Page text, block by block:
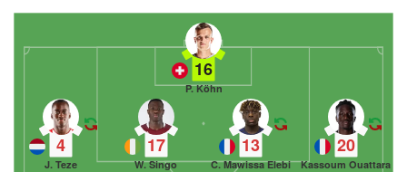
16
P. Köhn
20
Kassoum Ouattara
13
C. Mawissa Elebi
17
W. Singo
4
J. Teze